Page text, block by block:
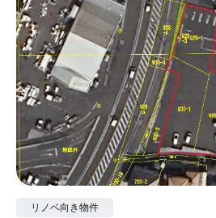
リノベ向き物件